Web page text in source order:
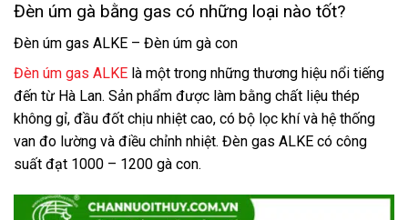
Đèn úm gà bằng gas có những loại nào tốt?
Đèn úm gas ALKE – Đèn úm gà con
Đèn úm gas ALKE là một trong những thương hiệu nổi tiếng
đến từ Hà Lan. Sản phẩm được làm bằng chất liệu thép
không gỉ, đầu đốt chịu nhiệt cao, có bộ lọc khí và hệ thống
van đo lường và điều chỉnh nhiệt. Đèn gas ALKE có công
suất đạt 1000 – 1200 gà con.